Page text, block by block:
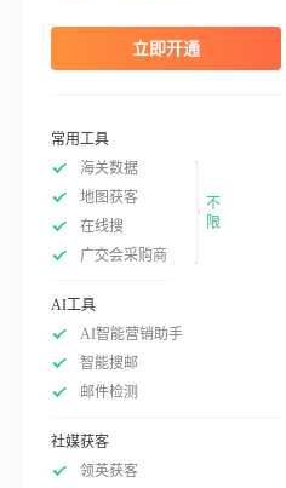
立即开通
常用工具
海关数据
地图获客
在线搜
广交会采购商
不
限
AI工具
AI智能营销助手
智能搜邮
邮件检测
社媒获客
领英获客